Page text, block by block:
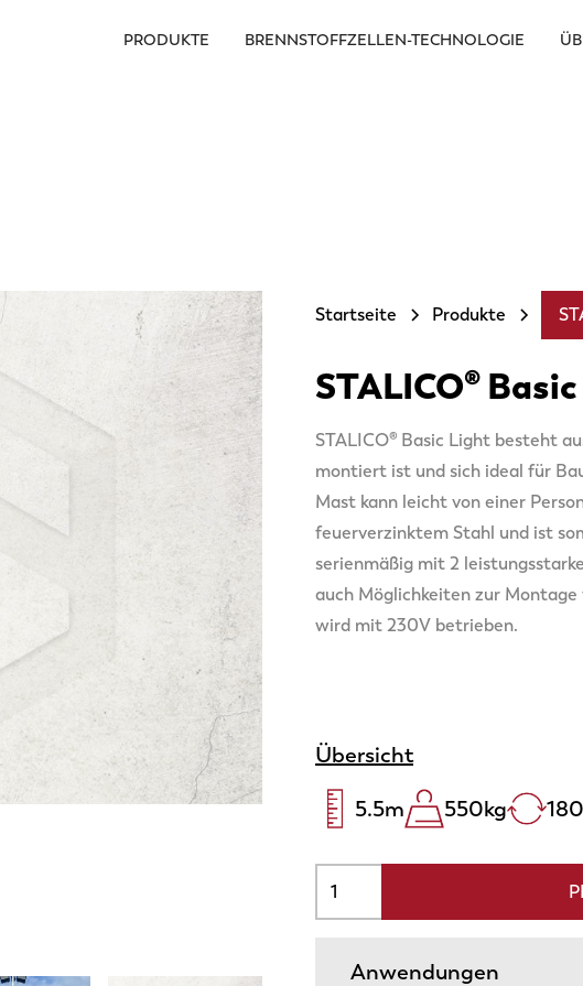
PRODUKTE BRENNSTOFFZELLEN-TECHNOLOGIE
Startseite Produkte
STALICO® Basic
STALICO® Basic Light besteht
montiert ist und sich ideal für
Mast kann leicht von einer
feuerverzinktem Stahl und ist
serienmäßig mit 2
auch Möglichkeiten zur
wird mit 230V betrieben.
Übersicht
5.5m 550kg 180
Anwendungen